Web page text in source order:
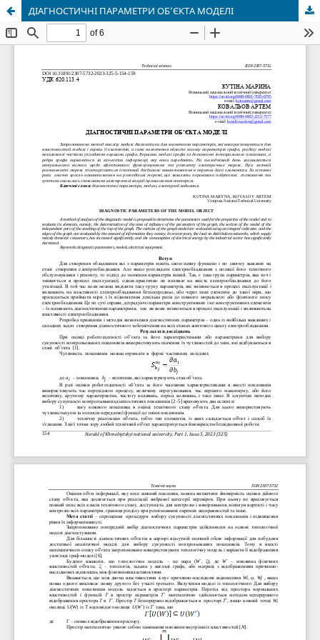
ДІАГНОСТИЧНІ ПАРАМЕТРИ ОБ’ЄКТА МОДЕЛІ